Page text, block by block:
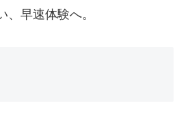
早速体験へ。